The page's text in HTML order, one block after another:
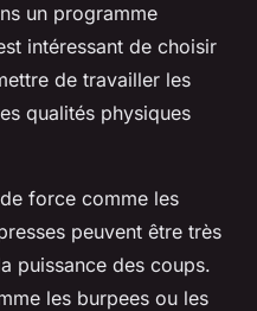
un programme
intéressant de choisir
de travailler les
qualités physiques
force comme les
peuvent être très
puissance des coups.
les burpees ou les